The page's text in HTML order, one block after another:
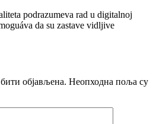
podrazumeva rad u digitalnoj
da su zastave vidljive
објављена. Неопходна поља су